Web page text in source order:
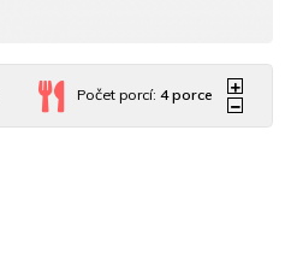
Počet porcí:4 porce